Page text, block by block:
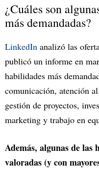
¿Cuáles son
más demandadas?
LinkedIn analizó las
publicó un informe en
habilidades más
comunicación, atención
gestión de proyectos,
marketing y trabajo en
Además, algunas de las
valoradas (y con